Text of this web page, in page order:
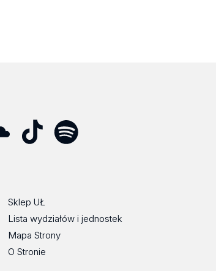
Sklep UŁ
Lista wydziałów i jednostek
Mapa Strony
O Stronie